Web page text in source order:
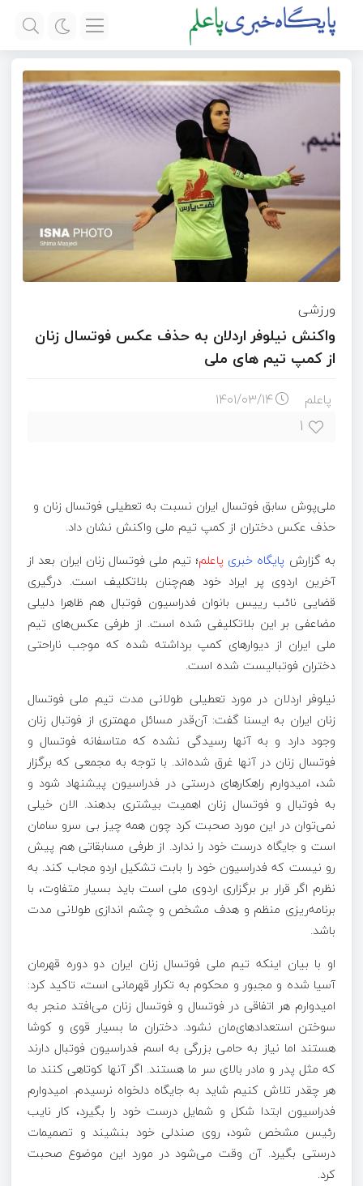
ورزشی
واکنش نیلوفر اردلان به حذف عکس فوتسال زنان
از کمپ تیم های ملی
پاعلم ۱۴۰۱/۰۳/۱۴
۱
ملی‌پوش سابق فوتسال ایران نسبت به تعطیلی فوتسال زنان و
حذف عکس دختران از کمپ تیم ملی واکنش نشان داد.
به گزارش پایگاه خبری پاعلم؛ تیم ملی فوتسال زنان ایران بعد از
آخرین اردوی پر ایراد خود هم‌چنان بلاتکلیف است. درگیری
قضایی نائب رییس بانوان فدراسیون فوتبال هم ظاهرا دلیلی
مضاعفی بر این بلاتکلیفی شده است. از طرفی عکس‌های تیم
ملی ایران از دیوارهای کمپ برداشته شده که موجب ناراحتی
دختران فوتبالیست شده است.
نیلوفر اردلان در مورد تعطیلی طولانی مدت تیم ملی فوتسال
زنان ایران به ایسنا گفت: آن‌قدر مسائل مهمتری از فوتبال زنان
وجود دارد و به آنها رسیدگی نشده که متاسفانه فوتسال و
فوتسال زنان در آنها غرق شده‌اند. با توجه به مجمعی که برگزار
شد، امیدوارم راهکارهای درستی در فدراسیون پیشنهاد شود و
به فوتبال و فوتسال زنان اهمیت بیشتری بدهند. الان خیلی
نمی‌توان در این مورد صحبت کرد چون همه چیز بی سرو سامان
است و جایگاه درست خود را ندارد. از طرفی مسابقاتی هم پیش
رو نیست که فدراسیون خود را بابت تشکیل اردو مجاب کند. به
نظرم اگر قرار بر برگزاری اردوی ملی است باید بسیار متفاوت، با
برنامه‌ریزی منظم و هدف مشخص و چشم اندازی طولانی مدت
باشد.
او با بیان اینکه تیم ملی فوتسال زنان ایران دو دوره قهرمان
آسیا شده و مجبور و محکوم به تکرار قهرمانی است، تاکید کرد:
امیدوارم هر اتفاقی در فوتسال و فوتسال زنان می‌افتد منجر به
سوختن استعدادهای‌مان نشود. دختران ما بسیار قوی و کوشا
هستند اما نیاز به حامی بزرگی به اسم فدراسیون فوتبال دارند
که مثل پدر و مادر بالای سر ما هستند. اگر آنها کوتاهی کنند ما
هر چقدر تلاش کنیم شاید به جایگاه دلخواه نرسیدم. امیدوارم
فدراسیون ابتدا شکل و شمایل درست خود را بگیرد، کار نایب
رئیس مشخص شود، روی صندلی خود بنشیند و تصمیمات
درستی بگیرد. آن وقت می‌شود در مورد این موضوع صحبت
کرد.